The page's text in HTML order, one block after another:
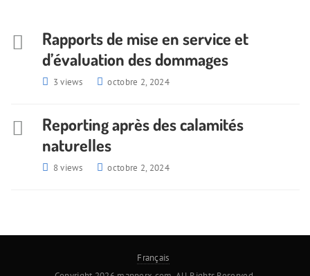
Rapports de mise en service et
d’évaluation des dommages
3 views octobre 2, 2024
Reporting après des calamités
naturelles
8 views octobre 2, 2024
Français